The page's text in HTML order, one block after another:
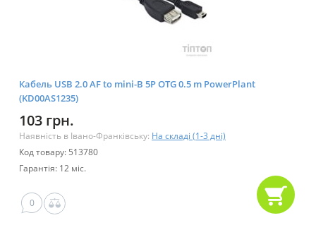
Кабель USB 2.0 AF to mini-B 5P OTG 0.5 m PowerPlant
(KD00AS1235)
103 грн.
Наявність в Івано-Франківську: На складі (1-3 дні)
Код товару: 513780
Гарантія: 12 міс.
0